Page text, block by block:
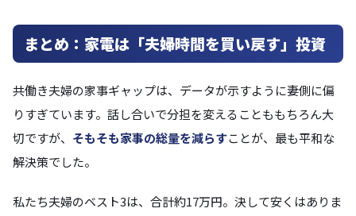
まとめ：家電は「夫婦時間を買い戻す」投資
共働き夫婦の家事ギャップは、データが示すように妻側に偏
りすぎています。話し合いで分担を変えることももちろん大
切ですが、 そもそも家事の総量を減らすことが、最も平和な
解決策でした。
私たち夫婦のベスト3は、合計約17万円。決して安くはありま